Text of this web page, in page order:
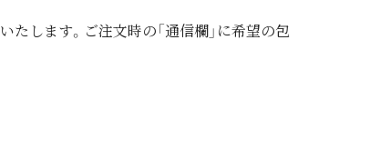
します。ご注文時の「通信欄」に希望の包